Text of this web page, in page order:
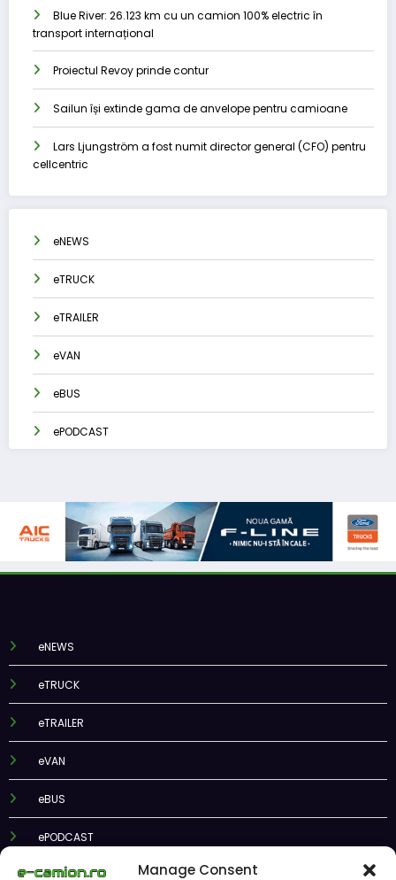
Manage Consent
Blue River: 26.123 km cu un camion 100% electric în
transport internațional
Proiectul Revoy prinde contur
Sailun își extinde gama de anvelope pentru camioane
Lars Ljungström a fost numit director general (CFO) pentru
cellcentric
eNEWS
eTRUCK
eTRAILER
eVAN
eBUS
ePODCAST
eNEWS
eTRUCK
eTRAILER
eVAN
eBUS
ePODCAST